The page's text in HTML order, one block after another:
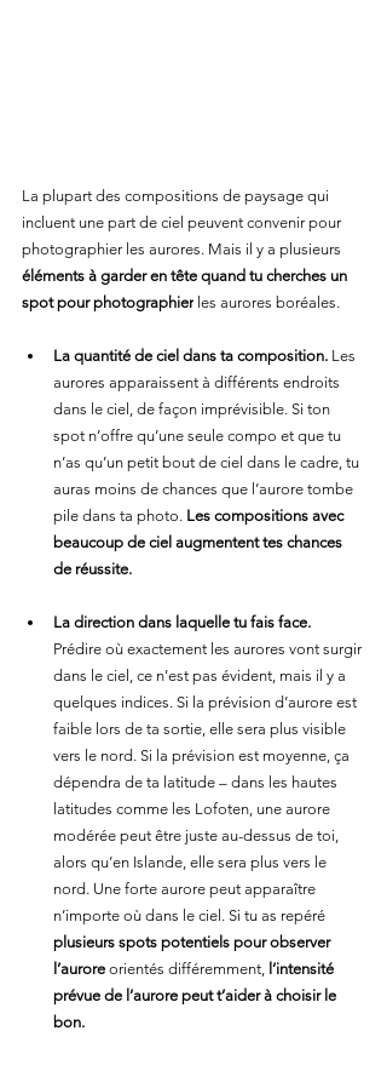
La plupart des compositions de paysage qui
incluent une part de ciel peuvent convenir pour
photographier les aurores. Mais il y a plusieurs
éléments à garder en tête quand tu cherches un
spot pour photographier les aurores boréales.
La quantité de ciel dans ta composition. Les
aurores apparaissent à différents endroits
dans le ciel, de façon imprévisible. Si ton
spot n’offre qu’une seule compo et que tu
n’as qu’un petit bout de ciel dans le cadre, tu
auras moins de chances que l’aurore tombe
pile dans ta photo. Les compositions avec
beaucoup de ciel augmentent tes chances
de réussite.
La direction dans laquelle tu fais face.
Prédire où exactement les aurores vont surgir
dans le ciel, ce n’est pas évident, mais il y a
quelques indices. Si la prévision d’aurore est
faible lors de ta sortie, elle sera plus visible
vers le nord. Si la prévision est moyenne, ça
dépendra de ta latitude – dans les hautes
latitudes comme les Lofoten, une aurore
modérée peut être juste au-dessus de toi,
alors qu’en Islande, elle sera plus vers le
nord. Une forte aurore peut apparaître
n’importe où dans le ciel. Si tu as repéré
plusieurs spots potentiels pour observer
l’aurore orientés différemment, l’intensité
prévue de l’aurore peut t’aider à choisir le
bon.